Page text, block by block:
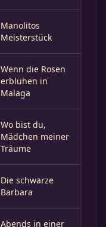
Manolitos
Meisterstück
Wenn die Rosen
erblühen in
Malaga
Wo bist du,
Mädchen meiner
Träume
Die schwarze
Barbara
Abends in einer